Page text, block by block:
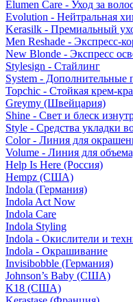
Elumen Care - Уход за
Evolution - Нейтральная
Kerasilk - Премиальный
Men Reshade - Экспресс-
New Blonde - Экспресс
Stylesign - Стайлинг
System -
Topchic - Стойкая крем-
Greymy (Швейцария)
Shine - Свет и блеск
Style - Средства укладки
Color - Линия для
Volume - Линия для
Help Is Here (Россия)
Hempz (США)
Indola (Германия)
Indola Act Now
Indola Care
Indola Styling
Indola - Окислители и
Indola - Окрашивание
Invisibobble (Германия)
Johnson’s Baby (США)
K18 (США)